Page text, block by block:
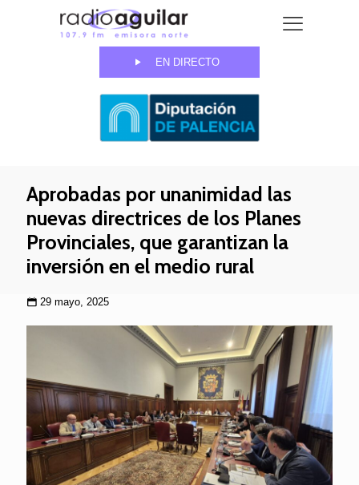
EN DIRECTO
Aprobadas por unanimidad las
nuevas directrices de los Planes
Provinciales, que garantizan la
inversión en el medio rural
29 mayo, 2025